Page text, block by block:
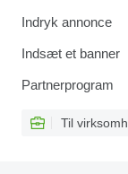
Indryk annonce
Indsæt et banner
Partnerprogram
Til